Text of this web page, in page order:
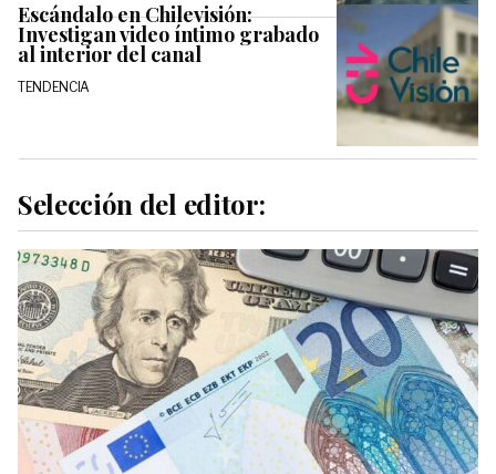
Escándalo en Chilevisión:
Investigan video íntimo grabado
al interior del canal
TENDENCIA
Selección del editor: